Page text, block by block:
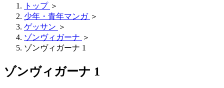
トップ ＞
少年・青年マンガ ＞
ゲッサン ＞
ゾンヴィガーナ ＞
ゾンヴィガーナ 1
ゾンヴィガーナ 1